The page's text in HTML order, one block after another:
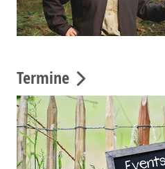
Termine